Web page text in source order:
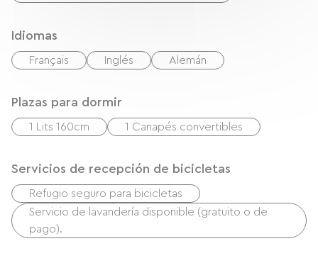
Idiomas
Français Inglés Alemán
Plazas para dormir
1 Lits 160cm 1 Canapés convertibles
Servicios de recepción de bicicletas
Refugio seguro para bicicletas
Servicio de lavandería disponible (gratuito o de
pago).